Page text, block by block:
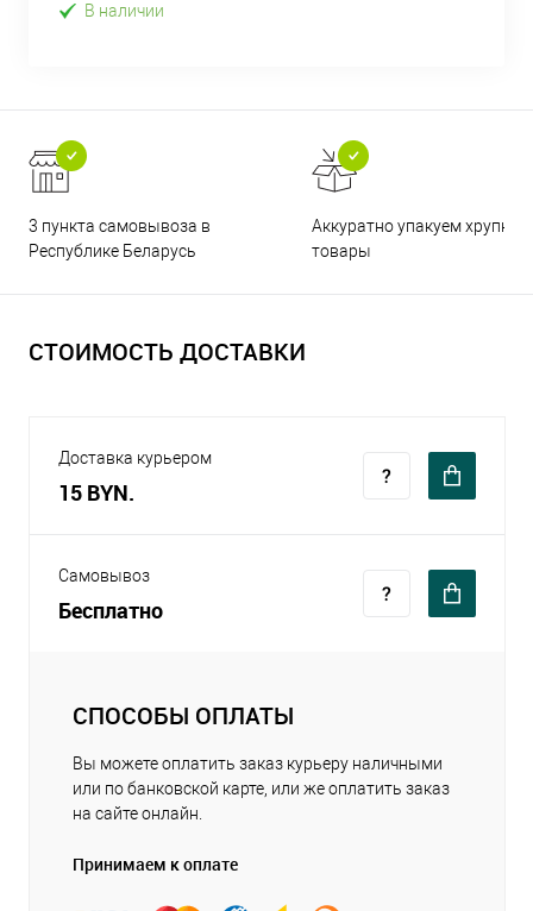
В наличии
3 пункта самовывоза в
Республике Беларусь
Аккуратно упакуем хрупкие
товары
СТОИМОСТЬ ДОСТАВКИ
Доставка курьером
15 BYN.
Самовывоз
Бесплатно
СПОСОБЫ ОПЛАТЫ
Вы можете оплатить заказ курьеру наличными
или по банковской карте, или же оплатить заказ
на сайте онлайн.
Принимаем к оплате